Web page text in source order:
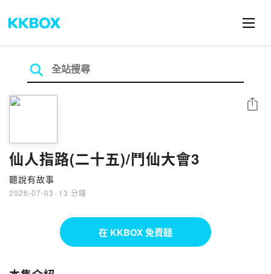
仙人指路(二十五)/鬥仙大會3
聽說有故事
2026-07-03 · 13 分鐘
分享
在 KKBOX 免費聽